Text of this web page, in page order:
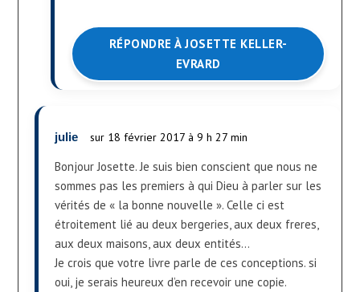
RÉPONDRE À JOSETTE KELLER-
EVRARD
julie sur 18 février 2017 à 9 h 27 min
Bonjour Josette. Je suis bien conscient que nous ne
sommes pas les premiers à qui Dieu à parler sur les
vérités de « la bonne nouvelle ». Celle ci est
étroitement lié au deux bergeries, aux deux freres,
aux deux maisons, aux deux entités…
Je crois que votre livre parle de ces conceptions. si
oui, je serais heureux d’en recevoir une copie.